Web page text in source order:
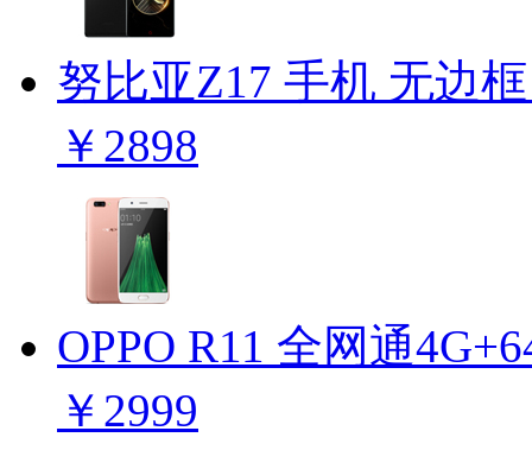
努比亚Z17 手机 无边
￥2898
OPPO R11 全网通
￥2999